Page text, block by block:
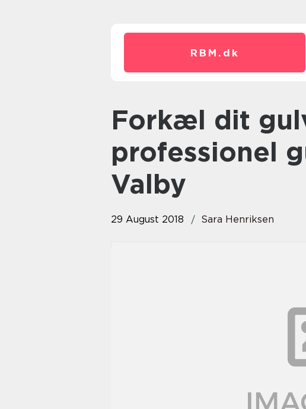
RBM. dk
Forkæl dit gulv med en
professionel
Valby
29 August 2018 Sara Henriksen